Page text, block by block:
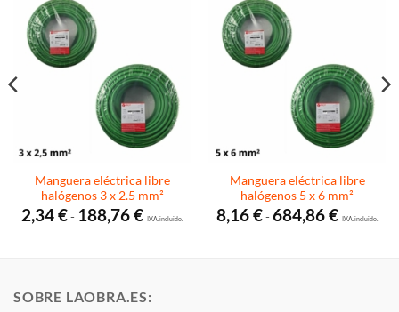
Manguera eléctrica libre
halógenos 3 x 2.5 mm²
2,34€- 188,76€Rango
de
I.V.A. incluido.
Manguera eléctrica libre
halógenos 5 x 6 mm²
8,16€-684,86€Rango
de
I.V.A. incluido.
SOBRE LAOBRA.ES: